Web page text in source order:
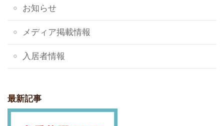
お知らせ
メディア掲載情報
入居者情報
最新記事